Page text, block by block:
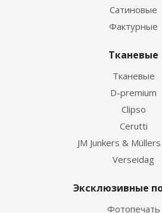
Сатиновые
Фактурные
Тканевые
Тканевые
D-premium
Clipso
Cerutti
JM Junkers &
Verseidag
Эксклюзивные
Фотопечать